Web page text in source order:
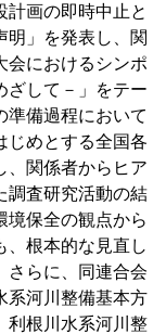
計画の即時中止と
明」を発表し、関
会におけるシンポ
ざして－」をテー
準備過程において
じめとする全国各
、関係者からヒア
調査研究活動の結
境保全の観点から
、根本的な見直し
さらに、同連合会
系河川整備基本方
利根川水系河川整